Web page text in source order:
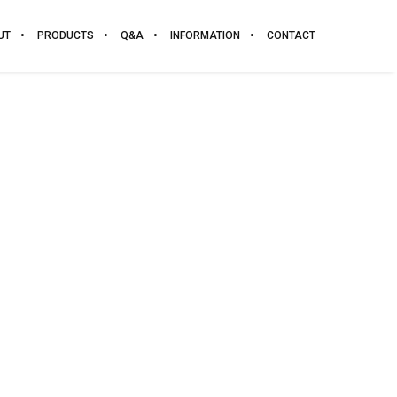
PRODUCTS Q&A INFORMATION CONTACT